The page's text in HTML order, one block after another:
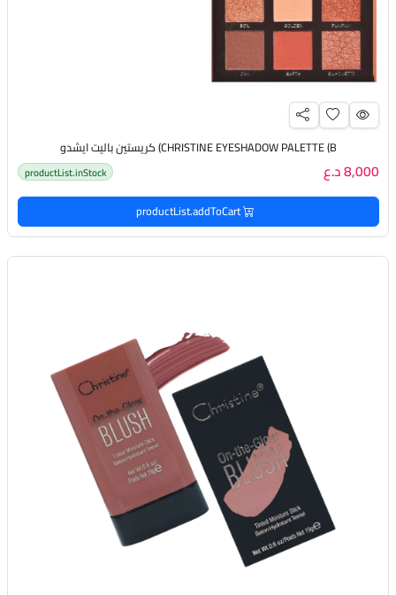
CHRISTINE EYESHADOW PALETTE (B) كريستين باليت ايشدو
8,000 د.ع productList.inStock
productList.addToCart